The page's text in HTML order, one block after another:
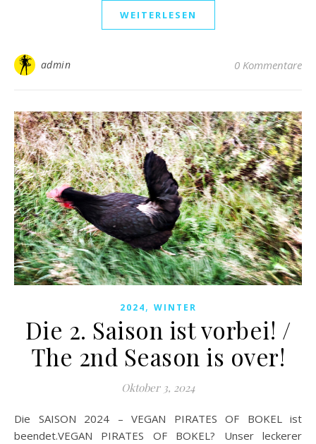
WEITERLESEN
admin 0 Kommentare
2024, WINTER
Die 2. Saison ist vorbei! /
The 2nd Season is over!
Oktober 3, 2024
Die SAISON 2024 – VEGAN PIRATES OF BOKEL ist
beendet.VEGAN PIRATES OF BOKEL? Unser leckerer